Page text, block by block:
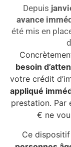
Depuis
avance
été mis en
besoin
votre crédit
appliqué
prestation. Par
€ ne
Ce